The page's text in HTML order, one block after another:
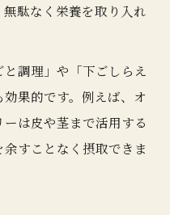
駄なく栄養を取り入れ
調理」や「下ごしらえ
果的です。例えば、オ
は皮や茎まで活用する
すことなく摂取できま